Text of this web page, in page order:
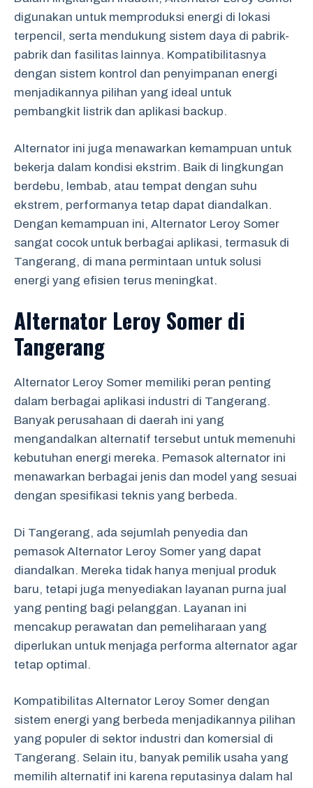
digunakan untuk memproduksi energi di lokasi
terpencil, serta mendukung sistem daya di pabrik-
pabrik dan fasilitas lainnya. Kompatibilitasnya
dengan sistem kontrol dan penyimpanan energi
menjadikannya pilihan yang ideal untuk
pembangkit listrik dan aplikasi backup.
Alternator ini juga menawarkan kemampuan untuk
bekerja dalam kondisi ekstrim. Baik di lingkungan
berdebu, lembab, atau tempat dengan suhu
ekstrem, performanya tetap dapat diandalkan.
Dengan kemampuan ini, Alternator Leroy Somer
sangat cocok untuk berbagai aplikasi, termasuk di
Tangerang, di mana permintaan untuk solusi
energi yang efisien terus meningkat.
Alternator Leroy Somer di
Tangerang
Alternator Leroy Somer memiliki peran penting
dalam berbagai aplikasi industri di Tangerang.
Banyak perusahaan di daerah ini yang
mengandalkan alternatif tersebut untuk memenuhi
kebutuhan energi mereka. Pemasok alternator ini
menawarkan berbagai jenis dan model yang sesuai
dengan spesifikasi teknis yang berbeda.
Di Tangerang, ada sejumlah penyedia dan
pemasok Alternator Leroy Somer yang dapat
diandalkan. Mereka tidak hanya menjual produk
baru, tetapi juga menyediakan layanan purna jual
yang penting bagi pelanggan. Layanan ini
mencakup perawatan dan pemeliharaan yang
diperlukan untuk menjaga performa alternator agar
tetap optimal.
Kompatibilitas Alternator Leroy Somer dengan
sistem energi yang berbeda menjadikannya pilihan
yang populer di sektor industri dan komersial di
Tangerang. Selain itu, banyak pemilik usaha yang
memilih alternatif ini karena reputasinya dalam hal